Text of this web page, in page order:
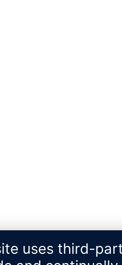
uses third-